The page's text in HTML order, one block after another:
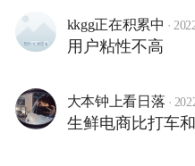
kkgg正在积累中 ·
用户粘性不高
大本钟上看日落 ·
生鲜电商比打车